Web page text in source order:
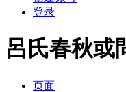
登录
呂氏春秋或
页面